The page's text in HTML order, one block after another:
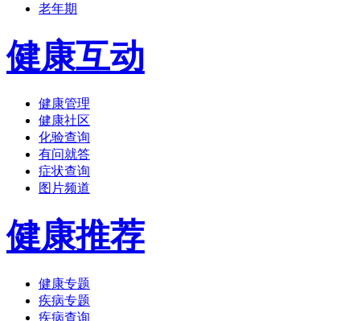
老年期
健康互动
健康管理
健康社区
化验查询
有问就答
症状查询
图片频道
健康推荐
健康专题
疾病专题
疾病查询